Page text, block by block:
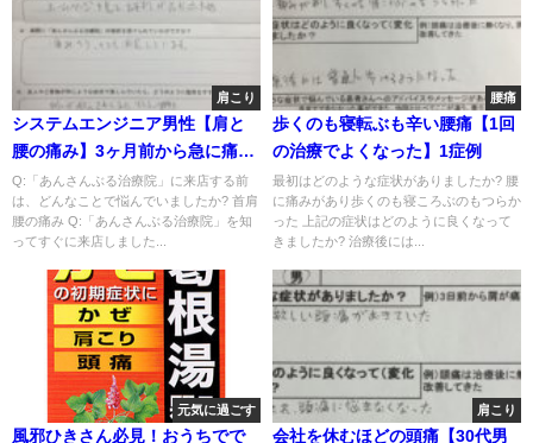
肩こり
システムエンジニア男性【肩と
腰の痛み】3ヶ月前から急に痛み
鍼灸治療で来院された1症例
Q:「あんさんぶる治療院」に来店する前
は、どんなことで悩んでいましたか? 首肩
腰の痛み Q:「あんさんぶる治療院」を知
ってすぐに来店しました...
腰痛
歩くのも寝転ぶも辛い腰痛【1回
の治療でよくなった】1症例
最初はどのような症状がありましたか? 腰
に痛みがあり歩くのも寝ころぶのもつらか
った 上記の症状はどのように良くなって
きましたか? 治療後には...
元気に過ごす
風邪ひきさん必見！おうちでで
肩こり
会社を休むほどの頭痛【30代男